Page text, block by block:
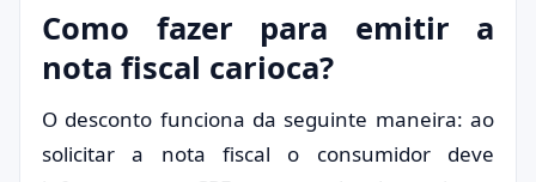
Como fazer para emitir a
nota fiscal carioca?
O desconto funciona da seguinte maneira: ao
solicitar a nota fiscal o consumidor deve